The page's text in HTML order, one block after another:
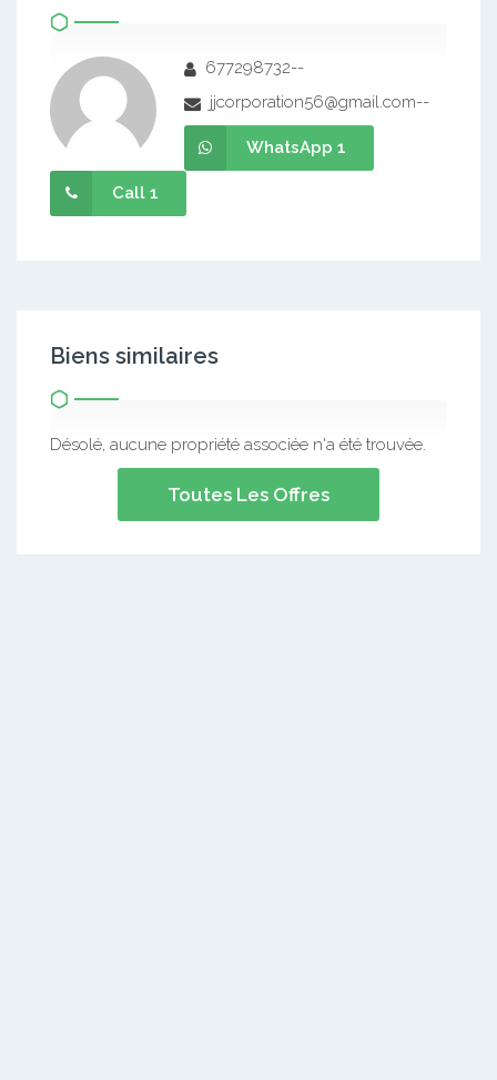
677298732--
jjcorporation56@gmail.com--
WhatsApp 1
Call 1
Biens similaires
Désolé, aucune propriété associée n'a été trouvée.
Toutes Les Offres